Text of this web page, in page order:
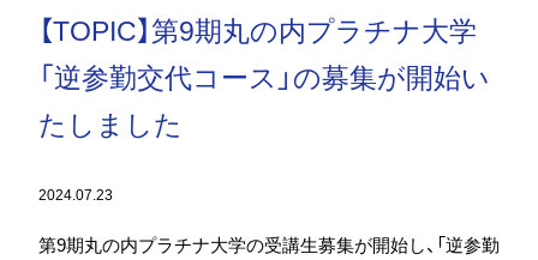
【TOPIC】第9期丸の内プラチナ大学
「逆参勤交代コース」の募集が開始い
たしました
2024.07.23
第9期丸の内プラチナ大学の受講生募集が開始し、「逆参勤